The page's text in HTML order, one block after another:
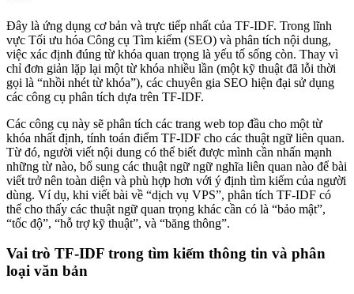
Đây là ứng dụng cơ bản và trực tiếp nhất của TF-IDF. Trong lĩnh
vực Tối ưu hóa Công cụ Tìm kiếm (SEO) và phân tích nội dung,
việc xác định đúng từ khóa quan trọng là yếu tố sống còn. Thay vì
chỉ đơn giản lặp lại một từ khóa nhiều lần (một kỹ thuật đã lỗi thời
gọi là “nhồi nhét từ khóa”), các chuyên gia SEO hiện đại sử dụng
các công cụ phân tích dựa trên TF-IDF.
Các công cụ này sẽ phân tích các trang web top đầu cho một từ
khóa nhất định, tính toán điểm TF-IDF cho các thuật ngữ liên quan.
Từ đó, người viết nội dung có thể biết được mình cần nhấn mạnh
những từ nào, bổ sung các thuật ngữ ngữ nghĩa liên quan nào để bài
viết trở nên toàn diện và phù hợp hơn với ý định tìm kiếm của người
dùng. Ví dụ, khi viết bài về “dịch vụ VPS”, phân tích TF-IDF có
thể cho thấy các thuật ngữ quan trọng khác cần có là “bảo mật”,
“tốc độ”, “hỗ trợ kỹ thuật”, và “băng thông”.
Vai trò TF-IDF trong tìm kiếm thông tin và phân
loại văn bản